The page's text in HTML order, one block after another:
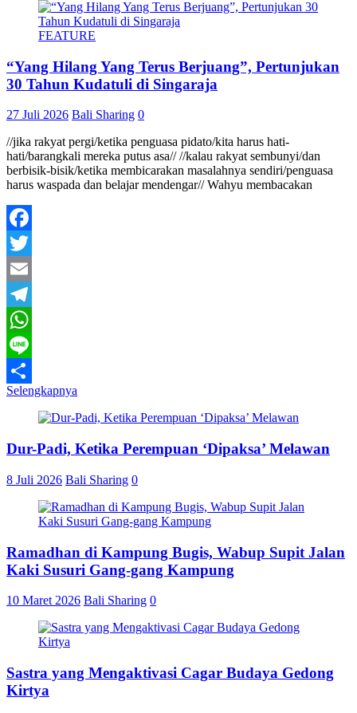
FEATURE
“Yang Hilang Yang Terus Berjuang”, Pertunjukan
30 Tahun Kudatuli di Singaraja
27 Juli 2026 Bali Sharing 0
//jika rakyat pergi/ketika penguasa pidato/kita harus hati-
hati/barangkali mereka putus asa// //kalau rakyat sembunyi/dan
berbisik-bisik/ketika membicarakan masalahnya sendiri/penguasa
harus waspada dan belajar mendengar// Wahyu membacakan
Facebook
Twitter
Email
Telegram
WhatsApp
Line
Share
Selengkapnya
Dur-Padi, Ketika Perempuan ‘Dipaksa’ Melawan
8 Juli 2026 Bali Sharing 0
Ramadhan di Kampung Bugis, Wabup Supit Jalan
Kaki Susuri Gang-gang Kampung
10 Maret 2026 Bali Sharing 0
Sastra yang Mengaktivasi Cagar Budaya Gedong
Kirtya